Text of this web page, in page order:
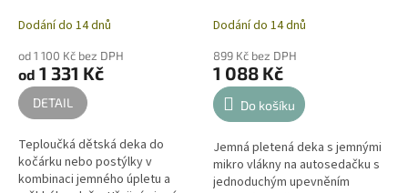
Dodání do 14 dnů
od 1 100 Kč bez DPH
od 1 331 Kč
DETAIL
Teploučká dětská deka do
kočárku nebo postýlky v
kombinaci jemného úpletu a
Dodání do 14 dnů
899 Kč bez DPH
1 088 Kč
Do košíku
Jemná pletená deka s jemnými
mikro vlákny na autosedačku s
jednoduchým upevněním